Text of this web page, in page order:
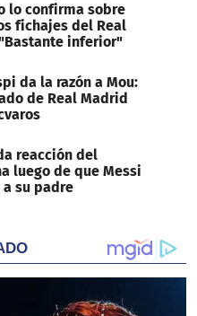
lo confirma sobre
fichajes del Real
inferior"
da la razón a Mou:
de Real Madrid
reacción del
luego de que Messi
su padre